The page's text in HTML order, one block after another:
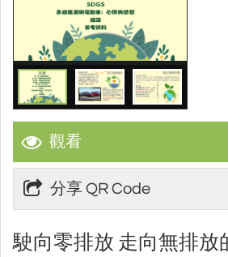
觀看
分享 QR Code
駛向零排放 走向無排放